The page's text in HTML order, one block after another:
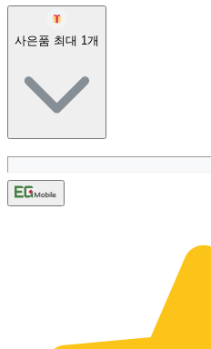
사은품 최대 1개